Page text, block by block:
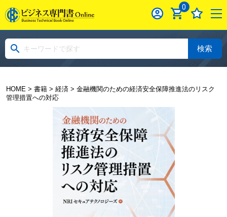
0
検索
HOME> 書籍> 経済 > 金融機関のための経済安全保障推進法のリスク
管理措置への対応